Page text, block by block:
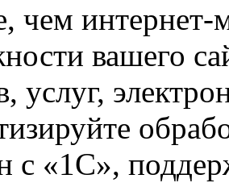
чем интернет-
вашего
услуг,
с «1С»,